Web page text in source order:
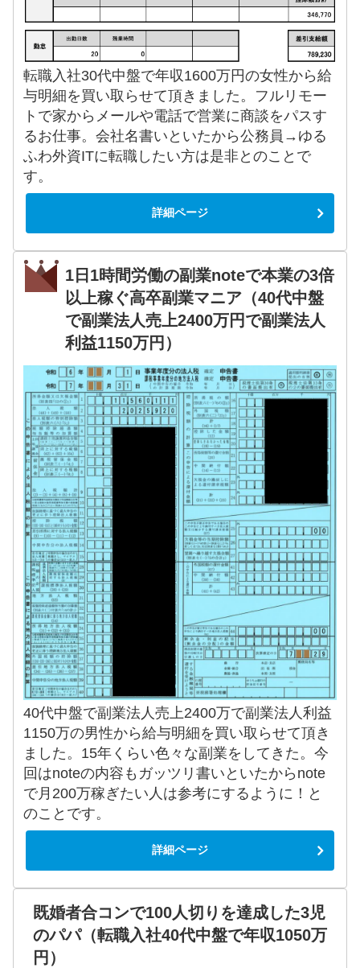
転職入社30代中盤で年収1600万円の女性から給
与明細を買い取らせて頂きました。フルリモー
トで家からメールや電話で営業に商談をパスす
るお仕事。会社名書いといたから公務員→ゆる
ふわ外資ITに転職したい方は是非とのことで
す。
詳細ページ
1日1時間労働の副業noteで本業の3倍
以上稼ぐ高卒副業マニア（40代中盤
で副業法人売上2400万円で副業法人
利益1150万円）
40代中盤で副業法人売上2400万で副業法人利益
1150万の男性から給与明細を買い取らせて頂き
ました。15年くらい色々な副業をしてきた。今
回はnoteの内容もガッツリ書いといたからnote
で月200万稼ぎたい人は参考にするように！と
のことです。
詳細ページ
既婚者合コンで100人切りを達成した3児
のパパ（転職入社40代中盤で年収1050万
円）